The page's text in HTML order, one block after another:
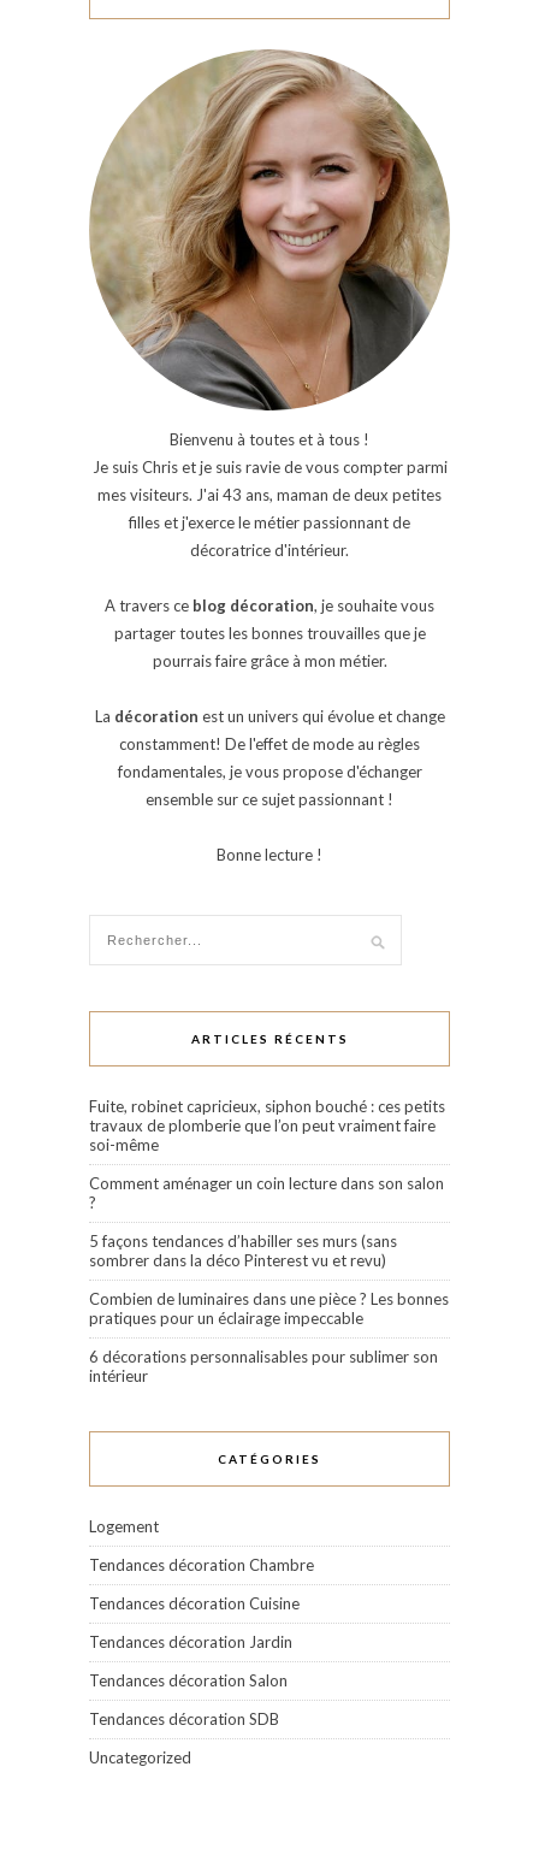
Bienvenu à toutes et à tous !
Je suis Chris et je suis ravie de vous compter parmi
mes visiteurs. J'ai 43 ans, maman de deux petites
filles et j'exerce le métier passionnant de
décoratrice d'intérieur.
A travers ce blog décoration, je souhaite vous
partager toutes les bonnes trouvailles que je
pourrais faire grâce à mon métier.
La décoration est un univers qui évolue et change
constamment! De l'effet de mode au règles
fondamentales, je vous propose d'échanger
ensemble sur ce sujet passionnant !
Bonne lecture !
ARTICLES RÉCENTS
Fuite, robinet capricieux, siphon bouché : ces petits
travaux de plomberie que l’on peut vraiment faire
soi-même
Comment aménager un coin lecture dans son salon
?
5 façons tendances d’habiller ses murs (sans
sombrer dans la déco Pinterest vu et revu)
Combien de luminaires dans une pièce ? Les bonnes
pratiques pour un éclairage impeccable
6 décorations personnalisables pour sublimer son
intérieur
CATÉGORIES
Logement
Tendances décoration Chambre
Tendances décoration Cuisine
Tendances décoration Jardin
Tendances décoration Salon
Tendances décoration SDB
Uncategorized